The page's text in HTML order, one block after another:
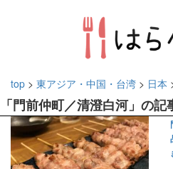
top > 東アジア・中国・台湾 > 日本
「門前仲町／清澄白河」の記